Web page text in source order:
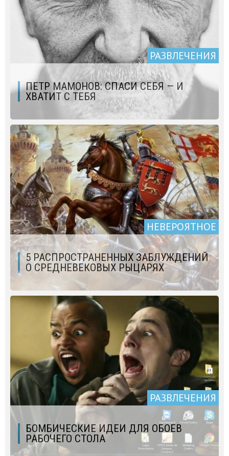
РАЗВЛЕЧЕНИЯ
ПЕТР МАМОНОВ: СПАСИ СЕБЯ — И
ХВАТИТ С ТЕБЯ
НЕВЕРОЯТНОЕ
5 РАСПРОСТРАНЕННЫХ ЗАБЛУЖДЕНИЙ
О СРЕДНЕВЕКОВЫХ РЫЦАРЯХ
РАЗВЛЕЧЕНИЯ
БОМБИЧЕСКИЕ ИДЕИ ДЛЯ ОБОЕВ
РАБОЧЕГО СТОЛА